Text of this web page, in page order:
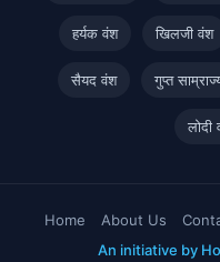
हर्यक वंश खिलजी वंश
सैयद वंश गुप्त
लोदी
Home About Us
An initiative by